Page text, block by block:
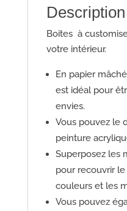
Description
Boites à
votre intérieur.
En papier
est idéal pour
envies.
Vous pouvez le
peinture
Superposez les
pour recouvrir
couleurs et les
Vous pouvez